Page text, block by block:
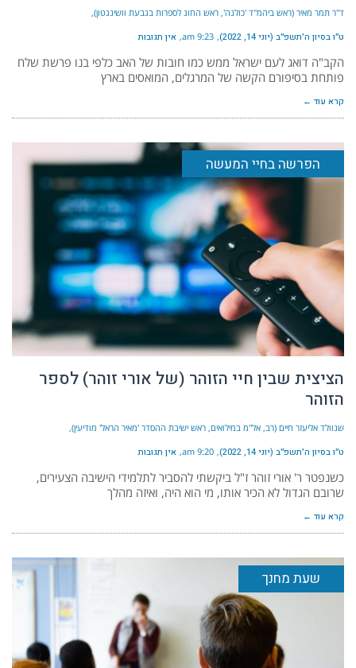
ד"ר תמר מאיר (ראש ביהמ"ד 'כולנה', ראש החוג לספרות בגבעת וושינגטון)
ט״ו בסיון ה׳תשפ״ב (יוני 14, 2022) 9:23 am אין תגובות
הקב"ה דואג לעם ישראל ממש כמו חובות של האב כלפי בנו פרשת שלח
פותחת בסיפורם הקשה של המרגלים, המואסים בארץ
קרא עוד ←
הפרשה בחיי המעשה
הציצית שבין חיי הזוהר (של אורי זוהר) לספר
הזוהר
שנוולד אליעזר חיים (רב, אל"מ במילואים, ראש ישיבת ההסדר 'מאיר הראל' מודיעין)
ט״ו בסיון ה׳תשפ״ב (יוני 14, 2022) 9:20 am אין תגובות
כשנפטר ר' אורי זוהר ז"ל ביקשתי להסביר לתלמידי הישיבה הצעירים,
שרובם הגדול לא הכיר אותו, מי הוא היה, ואיזה מהלך
קרא עוד ←
שעת מחנך